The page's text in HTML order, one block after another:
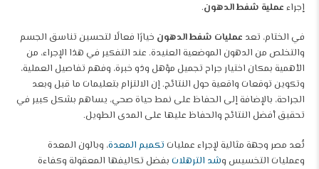
إجراء عملية شفط الدهون.
في الختام، تعد عمليات شفط الدهون خيارًا فعالًا لتحسين تناسق الجسم
والتخلص من الدهون الموضعية العنيدة. عند التفكير في هذا الإجراء، من
الأهمية بمكان اختيار جراح تجميل مؤهل وذو خبرة، وفهم تفاصيل العملية،
وتكوين توقعات واقعية حول النتائج. إن الالتزام بتعليمات ما قبل وبعد
الجراحة، بالإضافة إلى الحفاظ على نمط حياة صحي، يساهم بشكل كبير في
تحقيق أفضل النتائج والحفاظ عليها على المدى الطويل.
تُعد مصر وجهة مثالية لإجراء عمليات تكميم المعدة، وبالون المعدة
وعمليات التخسيس وشد الترهلات بفضل تكاليفها المعقولة وكفاءة